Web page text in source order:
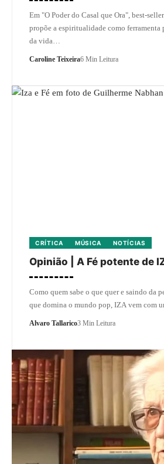
Em "O Poder do Casal que Ora", best-
propõe a espiritualidade como ferramenta
da vida…
Caroline Teixeira6 Min Leitura
CRÍTICA MÚSICA NOTÍCIAS
Opinião | A Fé potente de
Como quem sabe o que quer e saindo da
que domina o mundo pop, IZA vem com
Alvaro Tallarico3 Min Leitura